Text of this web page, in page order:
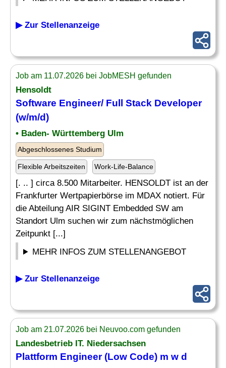
▶ Zur Stellenanzeige
Job am 11.07.2026 bei JobMESH gefunden
Hensoldt
Software Engineer/ Full Stack Developer
(w/m/d)
• Baden- Württemberg Ulm
Abgeschlossenes Studium
Flexible Arbeitszeiten Work-Life-Balance
[. .. ] circa 8.500 Mitarbeiter. HENSOLDT ist an der
Frankfurter Wertpapierbörse im MDAX notiert. Für
die Abteilung AIR SIGINT Embedded SW am
Standort Ulm suchen wir zum nächstmöglichen
Zeitpunkt [...]
MEHR INFOS ZUM STELLENANGEBOT
▶ Zur Stellenanzeige
Job am 21.07.2026 bei Neuvoo.com gefunden
Landesbetrieb IT. Niedersachsen
Plattform Engineer(Low Code) m w d